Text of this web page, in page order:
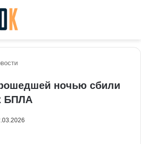
ночью сбили
БПЛА